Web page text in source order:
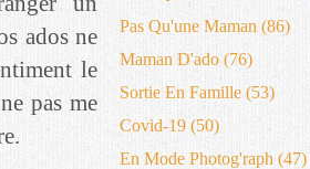
ados ne
le
pas me
Pas Qu'une Maman (86)
Maman D'ado (76)
Sortie En Famille (53)
Covid-19 (50)
En Mode Photog'raph (47)